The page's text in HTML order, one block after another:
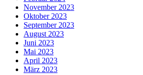
November 2023
Oktober 2023
September 2023
August 2023
Juni 2023
Mai 2023
April 2023
März 2023